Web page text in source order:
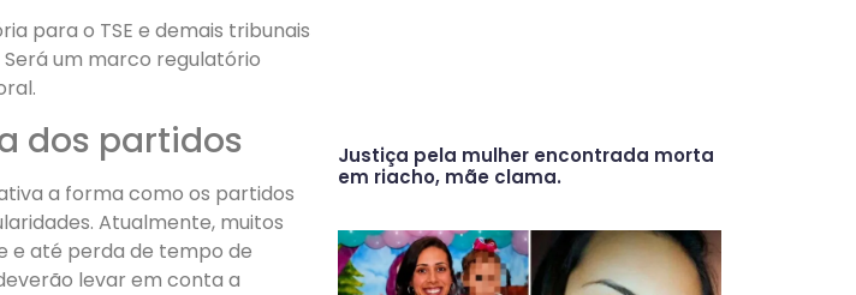
para o TSE e demais tribunais
um marco regulatório
dos partidos
a forma como os partidos
Atualmente, muitos
e até perda de tempo de
levar em conta a
Justiça pela mulher encontrada morta
em riacho, mãe clama.